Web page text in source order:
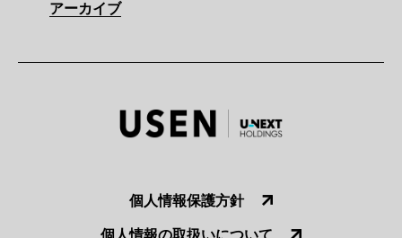
アーカイブ
個人情報保護方針
個人情報の取扱いについて